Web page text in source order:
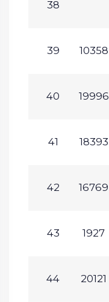
38
39 10358
40 19996
41 18393
42 16769
43 1927
44 20121